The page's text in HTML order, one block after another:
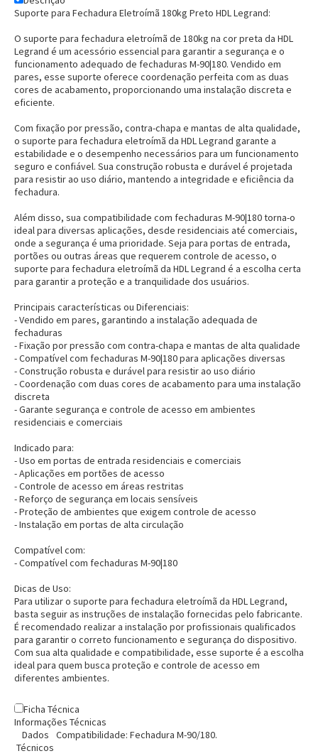
Entrega Flash
Pagamento via Pix
Retire na Loja
Suporte para Fechadura Eletroímã 180kg Preto HDL Legrand:
O suporte para fechadura eletroímã de 180kg na cor preta da HDL
Legrand é um acessório essencial para garantir a segurança e o
funcionamento adequado de fechaduras M-90|180. Vendido em
pares, esse suporte oferece coordenação perfeita com as duas
cores de acabamento, proporcionando uma instalação discreta e
eficiente.
Com fixação por pressão, contra-chapa e mantas de alta qualidade,
o suporte para fechadura eletroímã da HDL Legrand garante a
estabilidade e o desempenho necessários para um funcionamento
seguro e confiável. Sua construção robusta e durável é projetada
para resistir ao uso diário, mantendo a integridade e eficiência da
fechadura.
Além disso, sua compatibilidade com fechaduras M-90|180 torna-o
ideal para diversas aplicações, desde residenciais até comerciais,
onde a segurança é uma prioridade. Seja para portas de entrada,
portões ou outras áreas que requerem controle de acesso, o
suporte para fechadura eletroímã da HDL Legrand é a escolha certa
para garantir a proteção e a tranquilidade dos usuários.
Principais características ou Diferenciais:
- Vendido em pares, garantindo a instalação adequada de
fechaduras
- Fixação por pressão com contra-chapa e mantas de alta qualidade
- Compatível com fechaduras M-90|180 para aplicações diversas
- Construção robusta e durável para resistir ao uso diário
- Coordenação com duas cores de acabamento para uma instalação
discreta
- Garante segurança e controle de acesso em ambientes
residenciais e comerciais
Indicado para:
- Uso em portas de entrada residenciais e comerciais
- Aplicações em portões de acesso
- Controle de acesso em áreas restritas
- Reforço de segurança em locais sensíveis
- Proteção de ambientes que exigem controle de acesso
- Instalação em portas de alta circulação
Compatível com:
- Compatível com fechaduras M-90|180
Dicas de Uso:
Para utilizar o suporte para fechadura eletroímã da HDL Legrand,
basta seguir as instruções de instalação fornecidas pelo fabricante.
É recomendado realizar a instalação por profissionais qualificados
para garantir o correto funcionamento e segurança do dispositivo.
Com sua alta qualidade e compatibilidade, esse suporte é a escolha
ideal para quem busca proteção e controle de acesso em
diferentes ambientes.
Ficha Técnica
Informações Técnicas
Dados
Técnicos
Compatibilidade: Fechadura M-90/180.